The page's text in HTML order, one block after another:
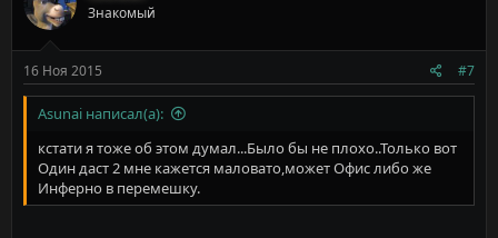
и
и
Знакомый
16 Ноя 2015 #7
Asunai написал(а):
кстати я тоже об этом думал...Было бы не плохо..Только вот
Один даст 2 мне кажется маловато,может Офис либо же
Инферно в перемешку.